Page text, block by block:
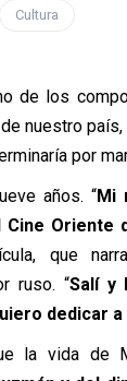
Cultura
de los
nuestro
por
años. “Mi
Cine Oriente
que
ruso. “Salí y
dedicar
la vida de